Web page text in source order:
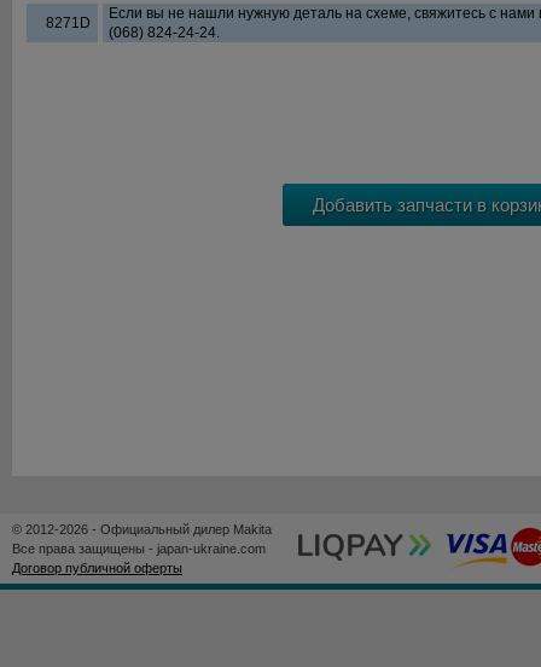
8271D
Если вы не нашли нужную деталь на схеме, свяжитесь с
(068) 824-24-24.
© 2012-2026 - Официальный дилер Makita
Все права защищены - japan-ukraine.com
Договор публичной оферты